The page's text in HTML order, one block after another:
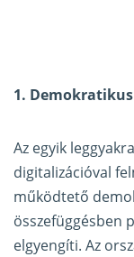
1.
Az egyik
digitalizációval
működtető
összefüggésben
elgyengíti. Az